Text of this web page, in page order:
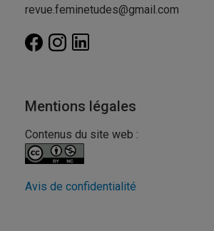
revue.feminetudes@gmail.com
Mentions légales
Contenus du site web :
Avis de confidentialité